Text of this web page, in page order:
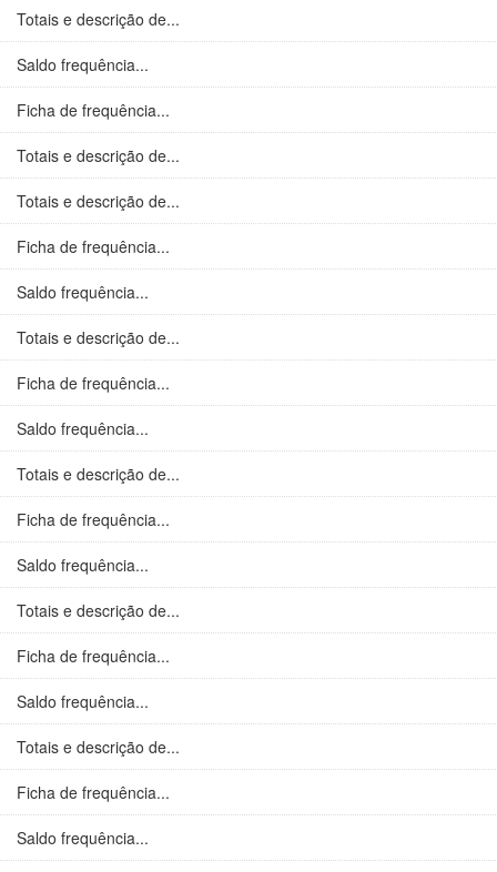
Totais e descrição de...
Saldo frequência...
Ficha de frequência...
Totais e descrição de...
Totais e descrição de...
Ficha de frequência...
Saldo frequência...
Totais e descrição de...
Ficha de frequência...
Saldo frequência...
Totais e descrição de...
Ficha de frequência...
Saldo frequência...
Totais e descrição de...
Ficha de frequência...
Saldo frequência...
Totais e descrição de...
Ficha de frequência...
Saldo frequência...